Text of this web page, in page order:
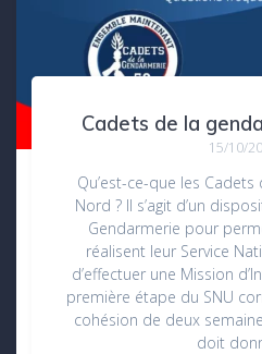
Cadets de la
15/10/
Qu’est-ce-que les
Nord ? Il s’agit d’un
Gendarmerie pour
réalisent leur Service
d’effectuer une Mission
première étape du SNU
cohésion de deux
doit